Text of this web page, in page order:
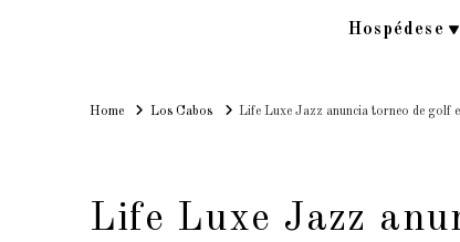
Hospédese
HomeHomeLos Cabos Life Luxe Jazz anuncia torneo de golf
Life Luxe Jazz